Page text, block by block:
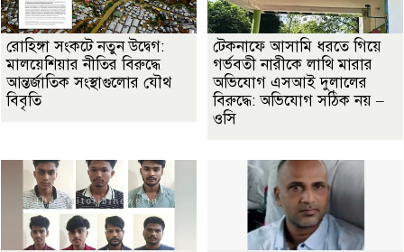
রোহিঙ্গা সংকটে নতুন উদ্বেগ:
মালয়েশিয়ার নীতির বিরুদ্ধে
আন্তর্জাতিক সংস্থাগুলোর যৌথ
বিবৃতি
টেকনাফে আসামি ধরতে গিয়ে
গর্ভবতী নারীকে লাথি মারার
অভিযোগ এসআই দুলালের
বিরুদ্ধে: অভিযোগ সঠিক নয় –
ওসি